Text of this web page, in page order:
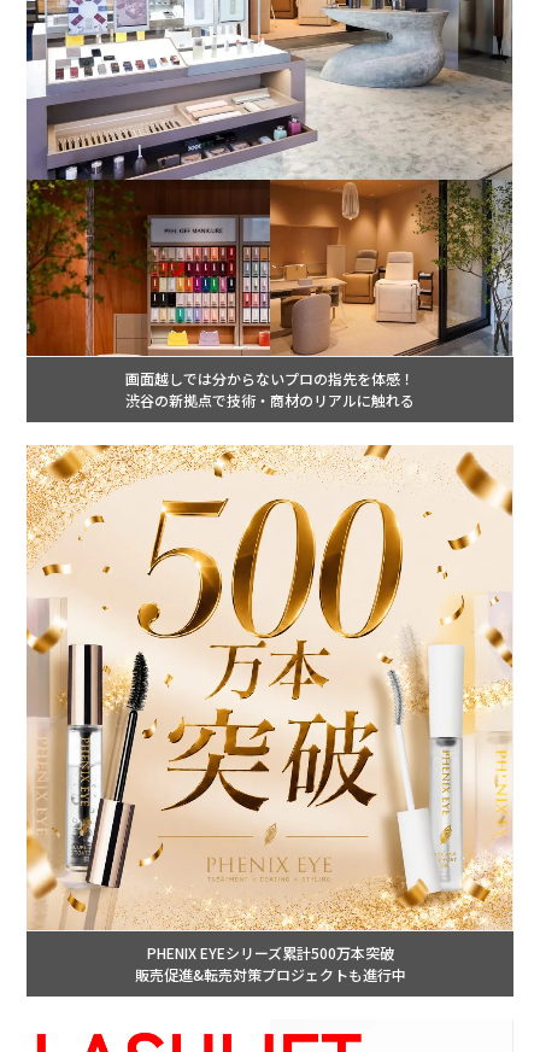
画面越しでは分からないプロの指先を体感！
渋谷の新拠点で技術・商材のリアルに触れる
PHENIX EYEシリーズ累計500万本突破
販売促進&転売対策プロジェクトも進行中